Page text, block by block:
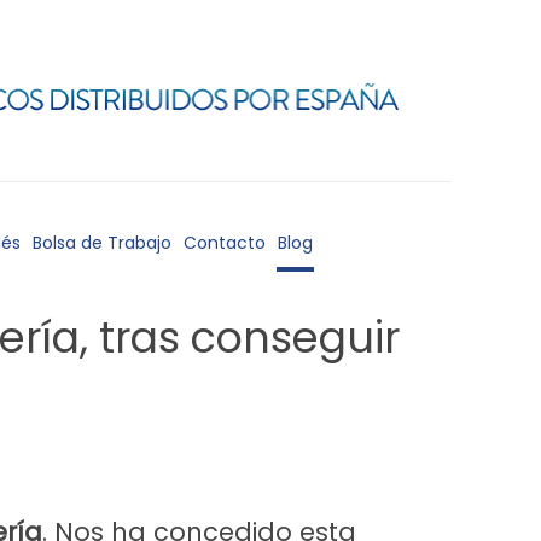
Bolsa de Trabajo Contacto Blog
tras conseguir
. Nos ha concedido esta